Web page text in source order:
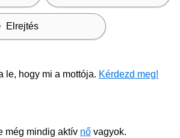
Elrejtés
le, hogy mi a mottója. Kérdezd meg!
még mindig aktív nő vagyok.